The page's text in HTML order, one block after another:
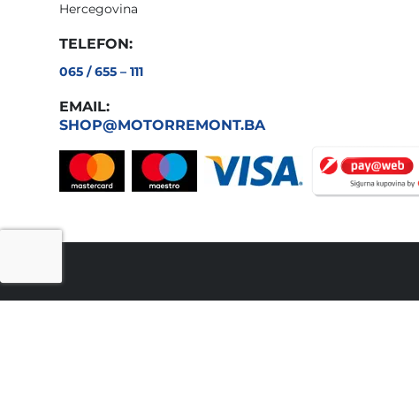
Hercegovina
TELEFON:
065 / 655 – 111
EMAIL:
SHOP@MOTORREMONT.BA